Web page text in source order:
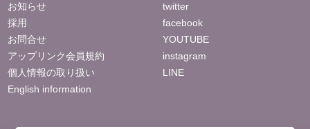
お知らせ
採用
お問合せ
アップリンク会員規約
個人情報の取り扱い
English information
twitter
facebook
YOUTUBE
instagram
LINE